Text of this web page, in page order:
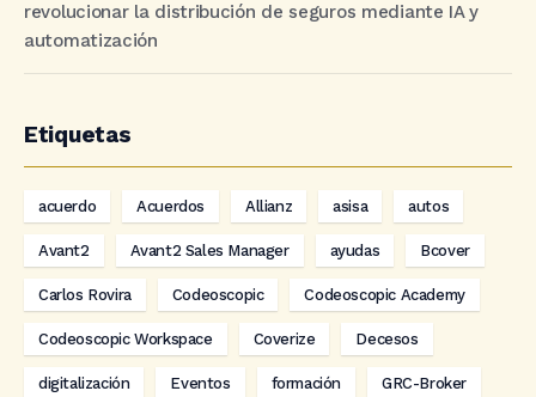
revolucionar la distribución de seguros mediante IA y
automatización
Etiquetas
acuerdo Acuerdos Allianz asisa autos
Avant2 Avant2 Sales Manager ayudas Bcover
Carlos Rovira Codeoscopic Codeoscopic Academy
Codeoscopic Workspace Coverize Decesos
digitalización Eventos formación GRC-Broker